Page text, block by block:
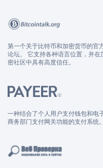
第一个关于比特币和加密货币的官
论坛。 它支持各种语言位置，并在
密社区中具有高度信任。
一种结合了个人用户支付钱包和电
商务部门支付网关功能的支付系统。